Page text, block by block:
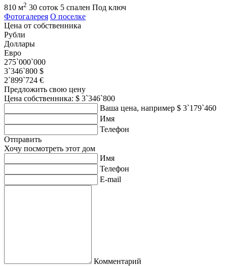
810 м2 30 соток 5 спален Под ключ
Фотогалерея О поселке
Цена от собственника
Рубли
Доллары
Евро
275`000`000
3`346`800 $
2`899`724 €
Предложить свою цену
Цена собственника: $ 3`346`800
Ваша цена, например $ 3`179`460
Имя
Телефон
Отправить
Хочу посмотреть этот дом
Имя
Телефон
E-mail
Комментарий